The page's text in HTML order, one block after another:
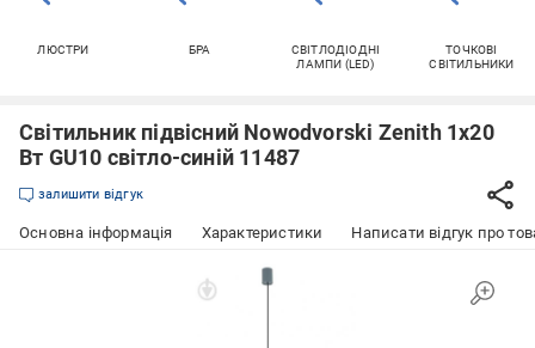
ЛЮСТРИ БРА
СВІТЛОДІОДНІ
ЛАМПИ (LED)
ТОЧКОВІ
СВІТИЛЬНИКИ
Світильник підвісний Nowodvorski Zenith 1x20
Вт GU10 світло-синій 11487
залишити відгук
Основна інформація Характеристики Написати відгук про